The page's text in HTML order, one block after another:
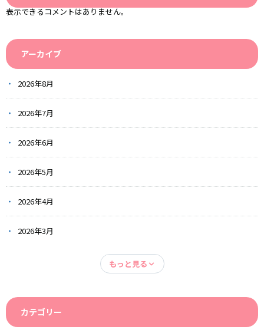
表示できるコメントはありません。
アーカイブ
2026年8月
2026年7月
2026年6月
2026年5月
2026年4月
2026年3月
もっと見る
カテゴリー